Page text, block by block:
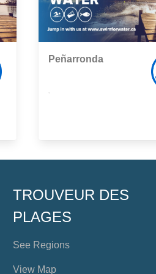
Peñarronda
TROUVEUR DES
PLAGES
See Regions
View Map